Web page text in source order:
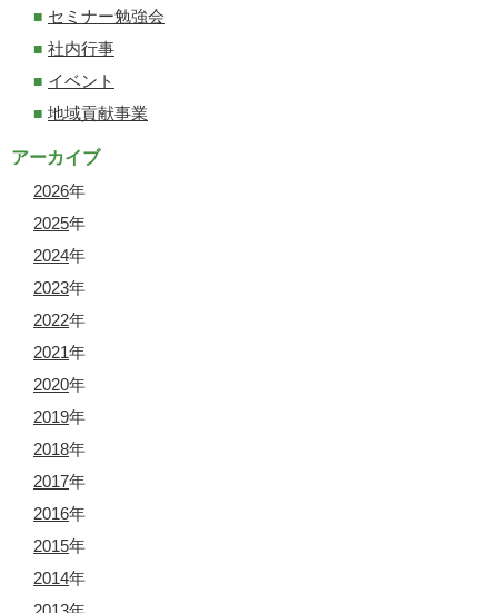
セミナー勉強会
社内行事
イベント
地域貢献事業
アーカイブ
2026年
2025年
2024年
2023年
2022年
2021年
2020年
2019年
2018年
2017年
2016年
2015年
2014年